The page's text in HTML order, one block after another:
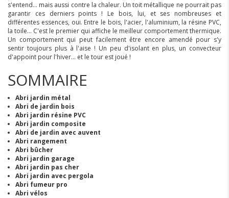
s'entend... mais aussi contre la chaleur. Un toit métallique ne pourrait pas
garantir ces derniers points ! Le bois, lui, et ses nombreuses et
différentes essences, oui. Entre le bois, l'acier, l'aluminium, la résine PVC,
la toile... C'est le premier qui affiche le meilleur comportement thermique.
Un comportement qui peut facilement être encore amendé pour s'y
sentir toujours plus à l'aise ! Un peu d'isolant en plus, un convecteur
d'appoint pour l'hiver... et le tour est joué !
SOMMAIRE
Abri jardin métal
Abri de jardin bois
Abri jardin résine PVC
Abri jardin composite
Abri de jardin avec auvent
Abri rangement
Abri bûcher
Abri jardin garage
Abri jardin pas cher
Abri jardin avec pergola
Abri fumeur pro
Abri vélos